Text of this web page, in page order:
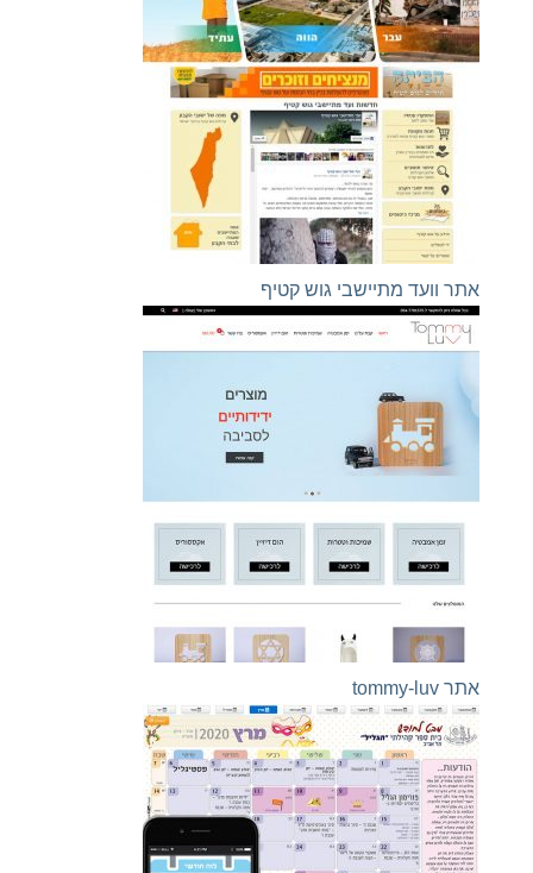
אתר וועד מתיישבי גוש קטיף
אתר tommy-luv